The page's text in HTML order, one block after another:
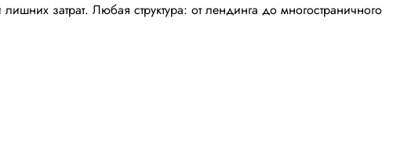
затрат. Любая структура: от лендинга до многостраничного